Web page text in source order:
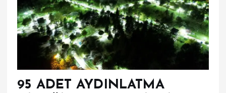
95 ADET AYDINLATMA